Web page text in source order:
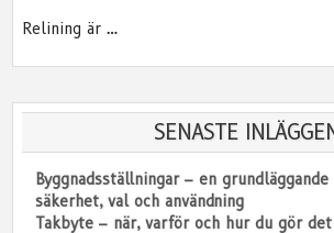
Relining är …
SENASTE
Byggnadsställningar – en
säkerhet, val och användning
Takbyte – när, varför och hur du gör